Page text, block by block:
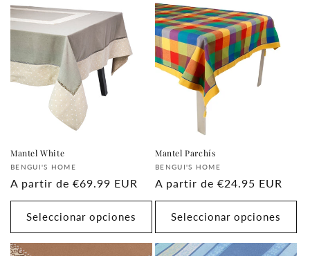
Mantel White
Proveedor:
BENGUI'S HOME
Precio
habitual
A partir de €69.99 EUR
Seleccionar opciones
Mantel Parchís
Proveedor:
BENGUI'S HOME
Precio
habitual
A partir de €24.95 EUR
Seleccionar opciones